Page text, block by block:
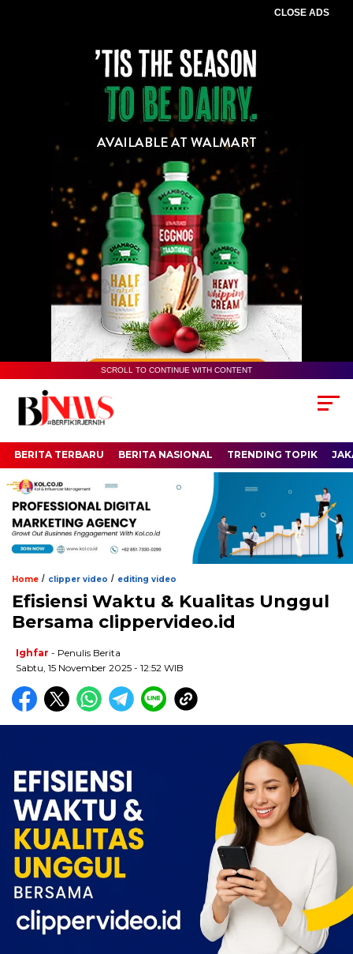
CLOSE ADS
SCROLL TO CONTINUE WITH CONTENT
BERITA TERBARU BERITA NASIONAL TRENDING TOPIK
Home / clipper video / editing video
Efisiensi Waktu & Kualitas Unggul
Bersama clippervideo.id
Ighfar - Penulis Berita
Sabtu, 15 November 2025 - 12:52 WIB